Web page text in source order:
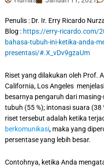
Penulis : Dr. Ir. Erry Ricardo
Blog : https://erry-ricardo.com/
bahasa-tubuh-ini-ketika-anda-
presentasi/#.X_vDv9gzaUm
Riset yang dilakukan oleh Prof.
California, Los Angeles
besarnya pengaruh dari
tubuh (55 %); intonasi suara (38
riset tersebut adalah ketika
berkomunikasi, maka yang
persentase yang lebih besar.
Contohnya, ketika Anda